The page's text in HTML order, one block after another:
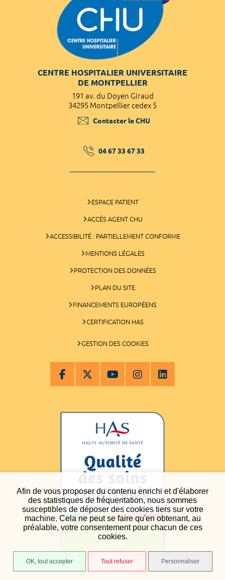
Afin de vous proposer du contenu enrichi et d'élaborer
des statistiques de fréquentation, nous sommes
susceptibles de déposer des cookies tiers sur votre
machine. Cela ne peut se faire qu'en obtenant, au
préalable, votre consentement pour chacun de ces
cookies.
OK, tout accepter Tout refuser Personnaliser
CENTRE HOSPITALIER UNIVERSITAIRE
DE MONTPELLIER
191 av. du Doyen Giraud
34295 Montpellier cedex 5
Contacter le CHU
04 67 33 67 33
ESPACE PATIENT
ACCÈS AGENT CHU
ACCESSIBILITÉ : PARTIELLEMENT CONFORME
MENTIONS LÉGALES
PROTECTION DES DONNÉES
PLAN DU SITE
FINANCEMENTS EUROPÉENS
CERTIFICATION HAS
GESTION DES COOKIES